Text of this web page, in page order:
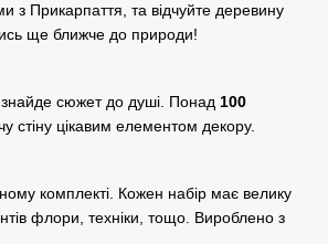
з Прикарпаття, та відчуйте деревину
ще ближче до природи!
знайде сюжет до душі. Понад 100
стіну цікавим елементом декору.
комплекті. Кожен набір має велику
флори, техніки, тощо. Вироблено з